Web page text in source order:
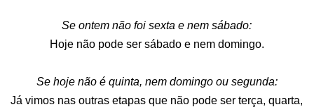
Se ontem não foi sexta e nem sábado:
Hoje não pode ser sábado e nem domingo.
Se hoje não é quinta, nem domingo ou segunda:
Já vimos nas outras etapas que não pode ser terça, quarta,